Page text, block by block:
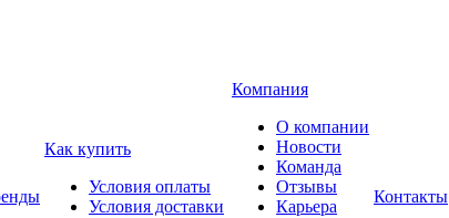
Как купить
Условия оплаты
Условия доставки
Компания
О компании
Новости
Команда
Отзывы
Карьера
Контакты